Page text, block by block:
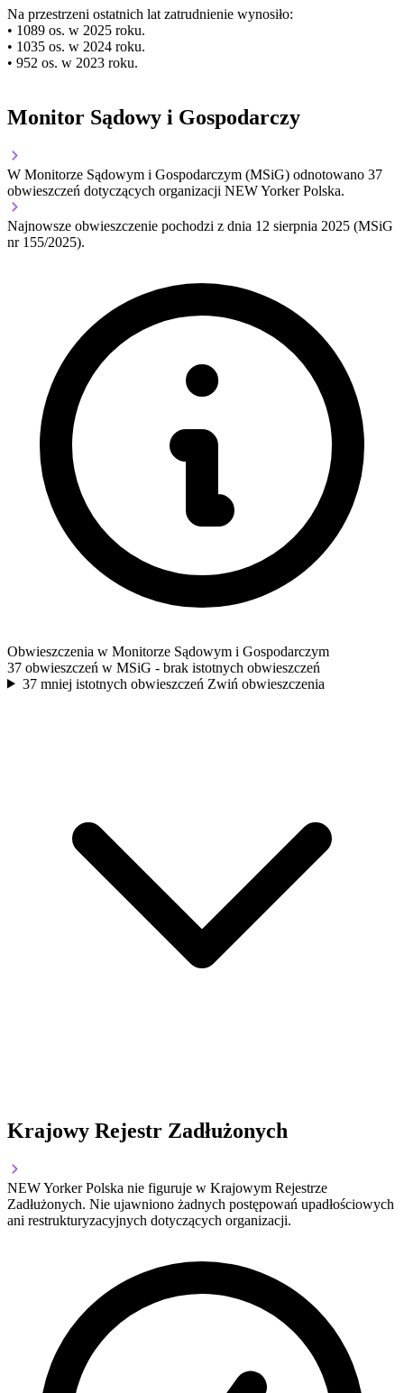
Na przestrzeni ostatnich lat zatrudnienie wynosiło:
• 1089 os. w 2025 roku.
• 1035 os. w 2024 roku.
• 952 os. w 2023 roku.
Monitor Sądowy i Gospodarczy
W Monitorze Sądowym i Gospodarczym (MSiG) odnotowano 37
obwieszczeń dotyczących organizacji NEW Yorker Polska.
Najnowsze obwieszczenie pochodzi z dnia 12 sierpnia 2025 (MSiG
nr 155/2025).
Obwieszczenia w Monitorze Sądowym i Gospodarczym
37 obwieszczeń w MSiG - brak istotnych obwieszczeń
37 mniej istotnych obwieszczeń Zwiń obwieszczenia
Krajowy Rejestr Zadłużonych
NEW Yorker Polska nie figuruje w Krajowym Rejestrze
Zadłużonych. Nie ujawniono żadnych postępowań upadłościowych
ani restrukturyzacyjnych dotyczących organizacji.